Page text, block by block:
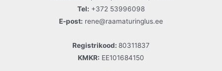
Tel: +372 53996098
E-post: rene@raamaturinglus.ee
Registrikood: 80311837
KMKR: EE101684150